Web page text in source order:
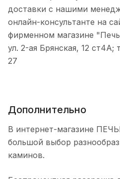
доставки с нашими
онлайн-консультанте на
фирменном магазине
ул. 2-ая Брянская, 12 ст4А;
27
Дополнительно
В интернет-магазине
большой выбор
каминов.